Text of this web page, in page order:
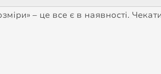
– це все є в наявності. Чекати